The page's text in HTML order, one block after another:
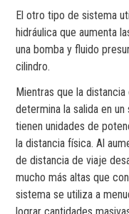
El otro tipo de sistema
hidráulica que aumenta
una bomba y fluido
cilindro.
Mientras que la
determina la salida en
tienen unidades de
la distancia física. Al
de distancia de viaje
mucho más altas que
sistema se utiliza a
lograr cantidades